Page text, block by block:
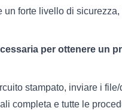
un forte livello di
per ottenere un
stampato, inviare i
completa e tutte le